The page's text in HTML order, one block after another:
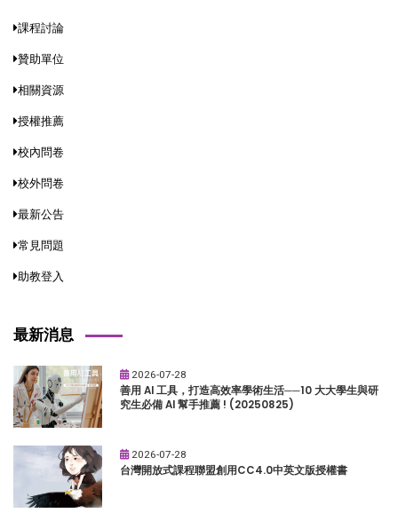
課程討論
贊助單位
相關資源
授權推薦
校內問卷
校外問卷
最新公告
常見問題
助教登入
最新消息
2026-07-28
善用 AI 工具，打造高效率學術生活──10 大大學生與研
究生必備 AI 幫手推薦 ! (20250825)
2026-07-28
台灣開放式課程聯盟創用CC4.0中英文版授權書